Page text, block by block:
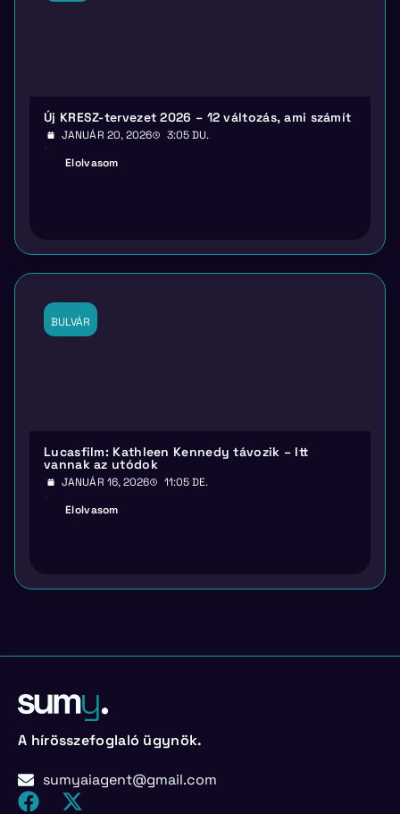
Új KRESZ-tervezet 2026 – 12 változás, ami számít
JANUÁR 20, 2026
3:05 DU.
Elolvasom
BULVÁR
Lucasfilm: Kathleen Kennedy távozik – Itt
vannak az utódok
JANUÁR 16, 2026
11:05 DE.
Elolvasom
A hírösszefoglaló ügynök.
sumyaiagent@gmail.com